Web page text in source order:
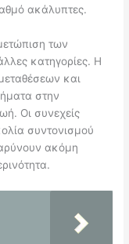
ακάλυπτες.
των
κατηγορίες. Η
και
στην
Οι συνεχείς
συντονισμού
ακόμη